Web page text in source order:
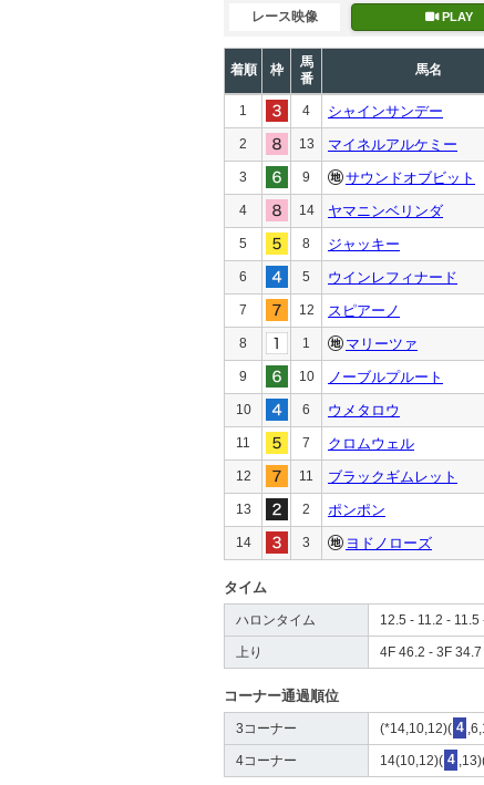
レース映像 PLAY
着順 枠
馬
番
馬名
1 4 シャインサンデー
2 13 マイネルアルケミー
3 9 サウンドオブビット
4 14 ヤマニンベリンダ
5 8 ジャッキー
6 5 ウインレフィナード
7 12 スピアーノ
8 1 マリーツァ
9 10 ノーブルプルート
10 6 ウメタロウ
11 7 クロムウェル
12 11 ブラックギムレット
13 2 ポンポン
14 3 ヨドノローズ
タイム
ハロンタイム 12.5 - 11.2 - 11.5
上り 4F 46.2 - 3F 34.7
コーナー通過順位
3コーナー (*14,10,12)( 4
4コーナー 14(10,12)( 4